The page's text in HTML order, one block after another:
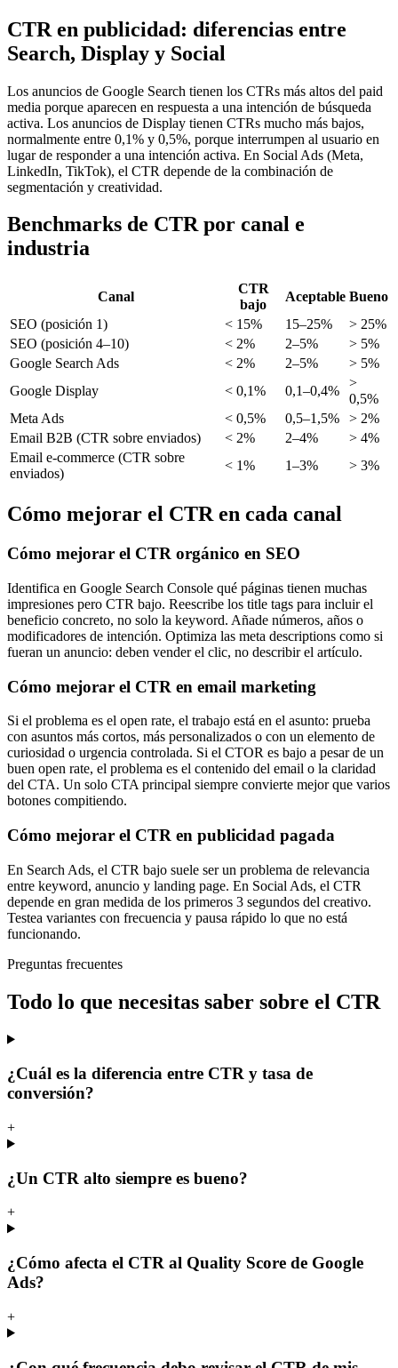
CTR en publicidad: diferencias entre
Search, Display y Social
Los anuncios de Google Search tienen los CTRs más altos del paid
media porque aparecen en respuesta a una intención de búsqueda
activa. Los anuncios de Display tienen CTRs mucho más bajos,
normalmente entre 0,1% y 0,5%, porque interrumpen al usuario en
lugar de responder a una intención activa. En Social Ads (Meta,
LinkedIn, TikTok), el CTR depende de la combinación de
segmentación y creatividad.
Benchmarks de CTR por canal e
industria
Canal
CTR
bajo
Aceptable Bueno
SEO (posición 1)
< 15% 15–25%
> 25%
SEO (posición 4–10)
< 2% 2–5%
> 5%
Google Search Ads
< 2% 2–5%
> 5%
Google Display
< 0,1% 0,1–0,4%
>
0,5%
Meta Ads
< 0,5% 0,5–1,5%
> 2%
Email B2B (CTR sobre enviados)
< 2% 2–4%
> 4%
Email e-commerce (CTR sobre
enviados)
< 1% 1–3% > 3%
Cómo mejorar el CTR en cada canal
Cómo mejorar el CTR orgánico en SEO
Identifica en Google Search Console qué páginas tienen muchas
impresiones pero CTR bajo. Reescribe los title tags para incluir el
beneficio concreto, no solo la keyword. Añade números, años o
modificadores de intención. Optimiza las meta descriptions como si
fueran un anuncio: deben vender el clic, no describir el artículo.
Cómo mejorar el CTR en email marketing
Si el problema es el open rate, el trabajo está en el asunto: prueba
con asuntos más cortos, más personalizados o con un elemento de
curiosidad o urgencia controlada. Si el CTOR es bajo a pesar de un
buen open rate, el problema es el contenido del email o la claridad
del CTA. Un solo CTA principal siempre convierte mejor que varios
botones compitiendo.
Cómo mejorar el CTR en publicidad pagada
En Search Ads, el CTR bajo suele ser un problema de relevancia
entre keyword, anuncio y landing page. En Social Ads, el CTR
depende en gran medida de los primeros 3 segundos del creativo.
Testea variantes con frecuencia y pausa rápido lo que no está
funcionando.
Preguntas frecuentes
Todo lo que necesitas saber sobre el CTR
¿Cuál es la diferencia entre CTR y tasa de
conversión?
+
¿Un CTR alto siempre es bueno?
+
¿Cómo afecta el CTR al Quality Score de Google
Ads?
+